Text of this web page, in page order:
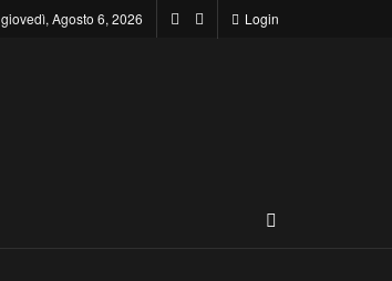
giovedì, Agosto 6, 2026 Login